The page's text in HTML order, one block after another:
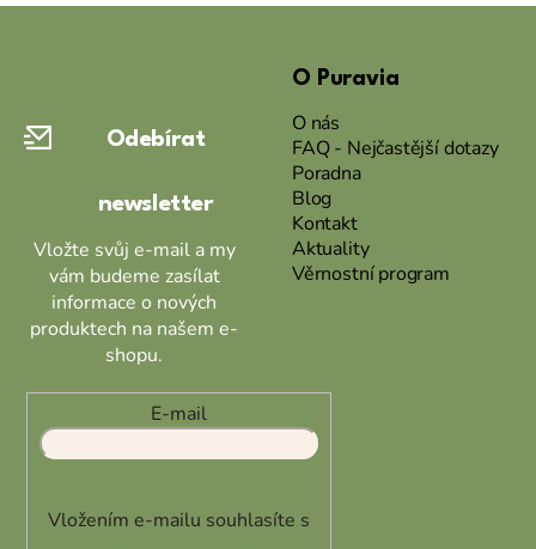
Odebírat
newsletter
Vložte svůj e-mail a my
vám budeme zasílat
informace o nových
produktech na našem e-
shopu.
E-mail
Vložením e-mailu souhlasíte s
O Puravia
O nás
FAQ - Nejčastější dotazy
Poradna
Blog
Kontakt
Aktuality
Věrnostní program